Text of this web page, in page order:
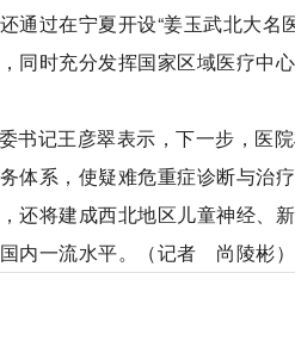
通过在宁夏开设“姜玉武北大名
同时充分发挥国家区域医疗中
书记王彦翠表示，下一步，医
体系，使疑难危重症诊断与治
还将建成西北地区儿童神经、
内一流水平。（记者 尚陵彬）